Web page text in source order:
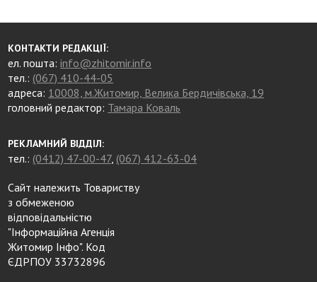
КОНТАКТИ РЕДАКЦІЇ:
ел. пошта:info@zhitomir.info
тел.: (067) 410-44-05
адреса: 10008, м.Житомир, Велика Бердичівська, 19
головний редактор: Тамара Коваль
РЕКЛАМНИЙ ВІДДІЛ:
тел.: (0412) 47-00-47, (067) 412-63-04
Сайт належить Товариству
з обмеженою
відповідальністю
"Інформаційна Агенція
Житомир Інфо". Код
ЄДРПОУ 33732896